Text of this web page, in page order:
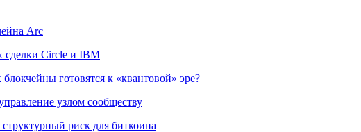
Arc
сделки Circle и IBM
готовятся к «квантовой» эре?
узлом сообществу
риск для биткоина